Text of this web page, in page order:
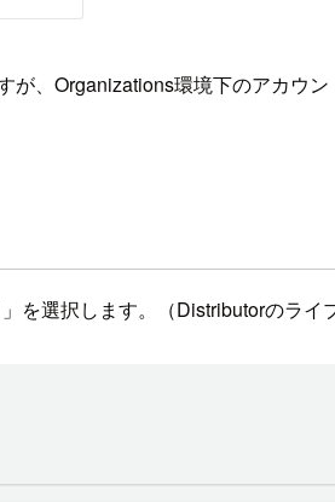
、Organizations環境下のアカウ
選択します。（Distributorのラ